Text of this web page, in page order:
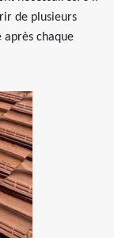
de plusieurs
après chaque